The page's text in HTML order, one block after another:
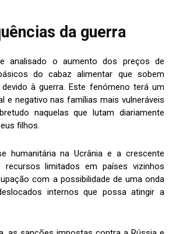
da guerra
analisado o aumento dos preços de
do cabaz alimentar que sobem
à guerra. Este fenómeno terá um
e negativo nas famílias mais vulneráveis
naquelas que lutam diariamente
filhos.
humanitária na Ucrânia e a crescente
limitados em países vizinhos
com a possibilidade de uma onda
internos que possa atingir a